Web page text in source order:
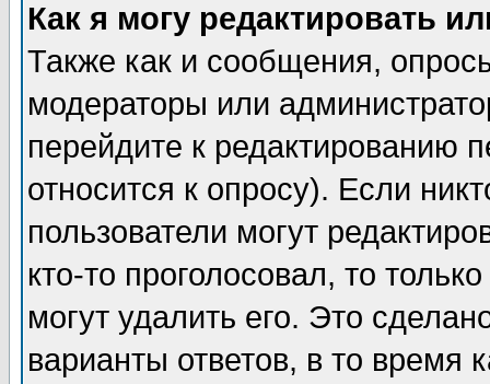
Как я могу редактировать
Также как и сообщения,
модераторы или
перейдите к редактированию
относится к опросу). Если
пользователи могут
кто-то проголосовал, то
могут удалить его. Это
варианты ответов, в то время